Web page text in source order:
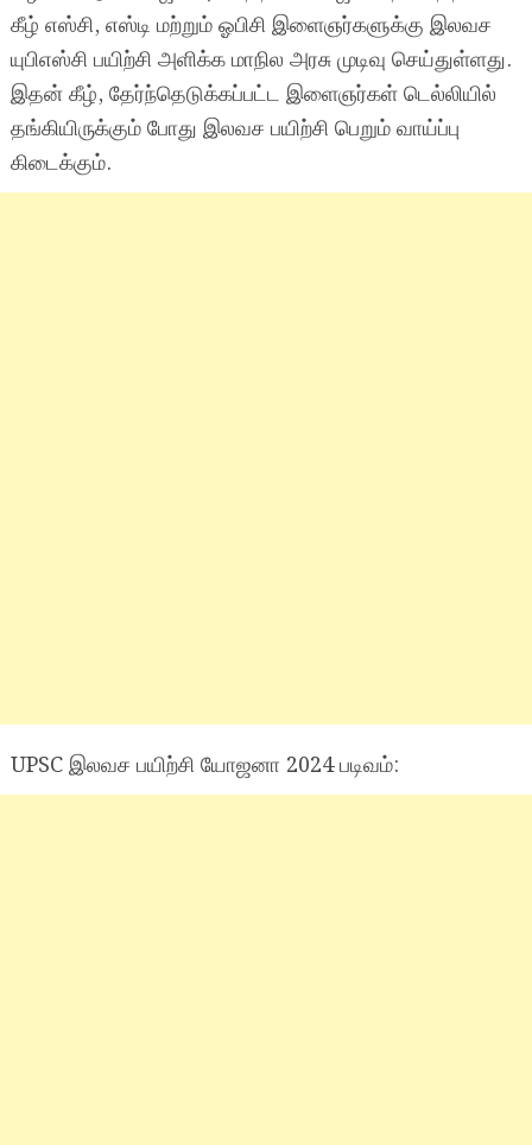
கீழ் எஸ்சி, எஸ்டி மற்றும் ஓபிசி இளைஞர்களுக்கு இலவச
யுபிஎஸ்சி பயிற்சி அளிக்க மாநில அரசு முடிவு செய்துள்ளது.
இதன் கீழ், தேர்ந்தெடுக்கப்பட்ட இளைஞர்கள் டெல்லியில்
தங்கியிருக்கும் போது இலவச பயிற்சி பெறும் வாய்ப்பு
கிடைக்கும்.
UPSC இலவச பயிற்சி யோஜனா 2024 படிவம்: